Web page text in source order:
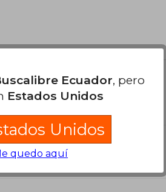
Ecuador, pero
Estados Unidos
Unidos
quedo aquí